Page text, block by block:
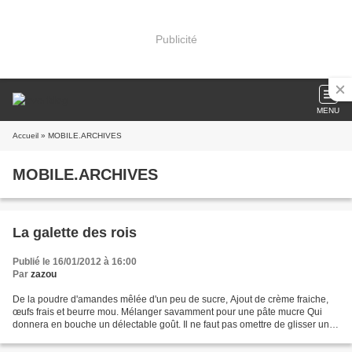
Publicité
MENU
Accueil » MOBILE.ARCHIVES
MOBILE.ARCHIVES
La galette des rois
Publié le 16/01/2012 à 16:00
Par zazou
De la poudre d'amandes mêlée d'un peu de sucre, Ajout de crème fraiche,
œufs frais et beurre mou. Mélanger savamment pour une pâte mucre Qui
donnera en bouche un délectable goût. Il ne faut pas omettre de glisser une